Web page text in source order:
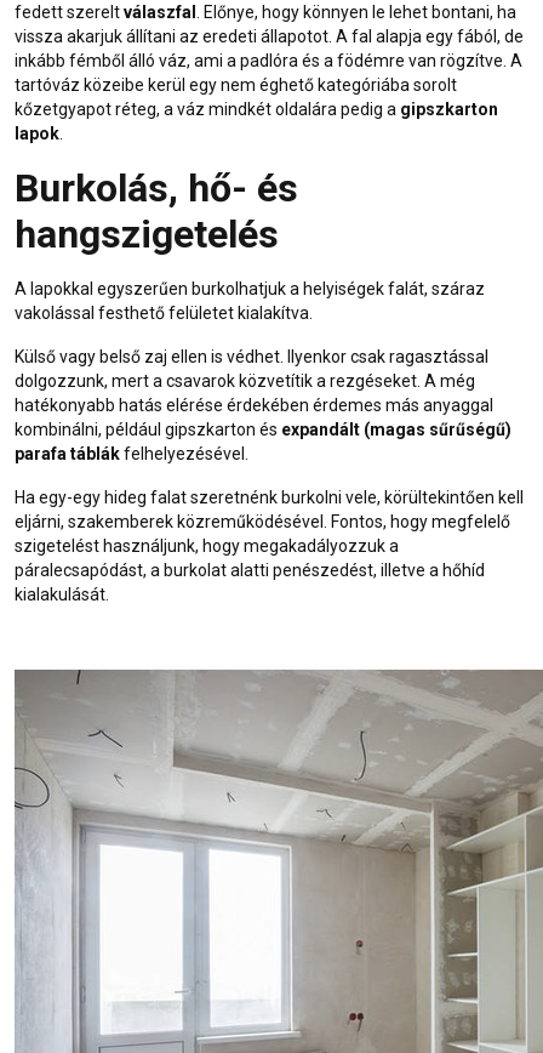
fedett szereltválaszfal
. Előnye, hogy könnyen le lehet bontani, ha
vissza akarjuk állítani az eredeti állapotot. A fal alapja egy fából, de
inkább fémből álló váz, ami a padlóra és a födémre van rögzítve. A
tartóváz közeibe kerül egy nem éghető kategóriába sorolt
kőzetgyapot réteg, a váz mindkét oldalára pedig a gipszkarton
lapok
Burkolás, hő- és
hangszigetelés
A lapokkal egyszerűen burkolhatjuk a helyiségek falát, száraz
vakolással festhető felületet kialakítva.
Külső vagy belső zaj ellen is védhet. Ilyenkor csak ragasztással
dolgozzunk, mert a csavarok közvetítik a rezgéseket. A még
hatékonyabb hatás elérése érdekében érdemes más anyaggal
kombinálni, például gipszkarton és expandált (magas sűrűségű)
parafa táblákfelhelyezésével.
Ha egy-egy hideg falat szeretnénk burkolni vele, körültekintően kell
eljárni, szakemberek közreműködésével. Fontos, hogy megfelelő
szigetelést használjunk, hogy megakadályozzuk a
páralecsapódást, a burkolat alatti penészedést, illetve a hőhíd
kialakulását.